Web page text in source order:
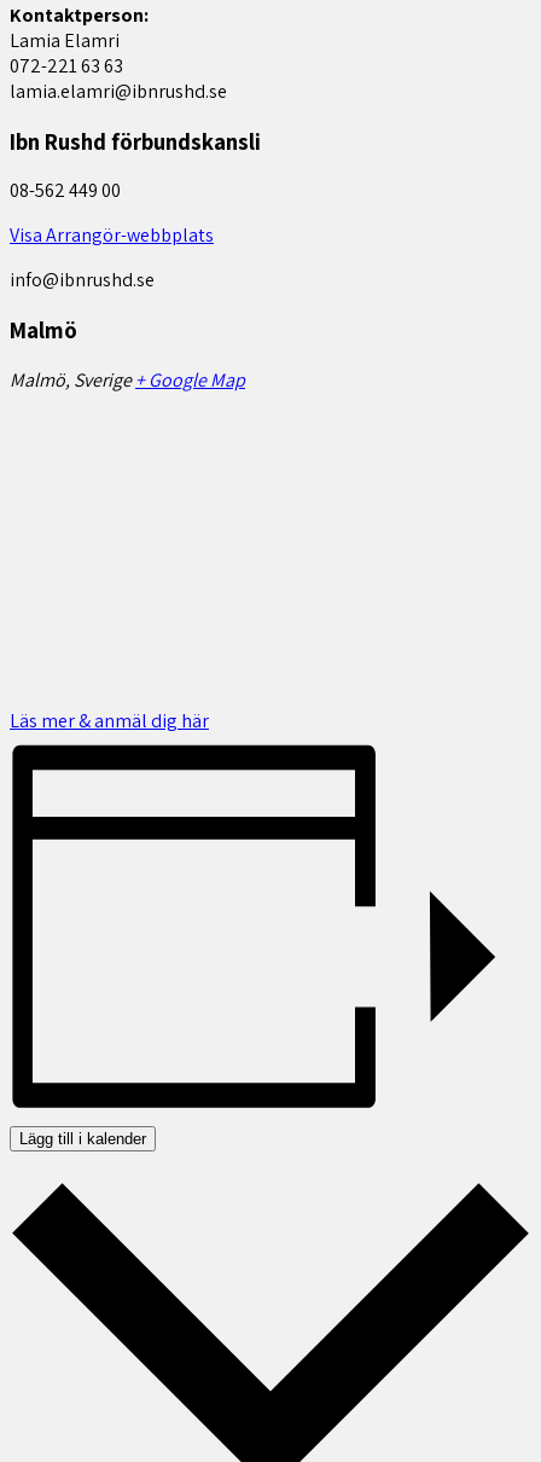
Kontaktperson:
Lamia Elamri
072-221 63 63
lamia.elamri@ibnrushd.se
Ibn Rushd förbundskansli
08-562 449 00
Visa Arrangör-webbplats
info@ibnrushd.se
Malmö
Malmö,Sverige + Google Map
Läs mer & anmäl dig här
Lägg till i kalender